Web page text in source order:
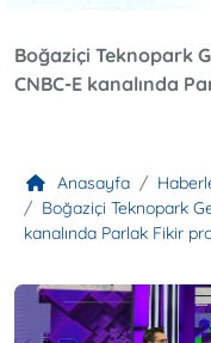
Boğaziçi Teknopark
CNBC-E kanalında
Anasayfa
Boğaziçi Teknopark
kanalında Parlak Fikir